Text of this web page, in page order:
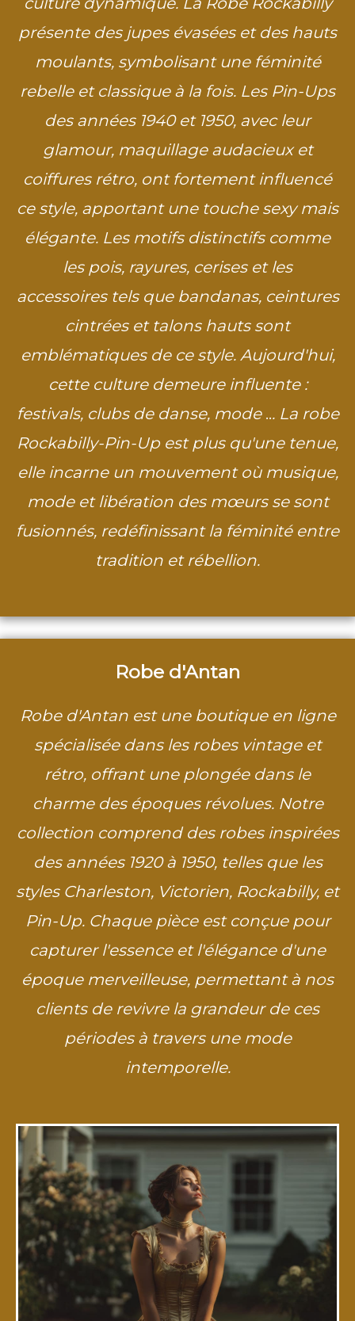
présente des jupes évasées et des hauts
moulants, symbolisant une féminité
rebelle et classique à la fois. Les Pin-Ups
des années 1940 et 1950, avec leur
glamour, maquillage audacieux et
coiffures rétro, ont fortement influencé
ce style, apportant une touche sexy mais
élégante. Les motifs distinctifs comme
les pois, rayures, cerises et les
accessoires tels que bandanas, ceintures
cintrées et talons hauts sont
emblématiques de ce style. Aujourd'hui,
cette culture demeure influente :
festivals, clubs de danse, mode... La robe
Rockabilly-Pin-Up est plus qu'une tenue,
elle incarne un mouvement où musique,
mode et libération des mœurs se sont
fusionnés, redéfinissant la féminité entre
tradition et rébellion.
Robe d'Antan
Robe d'Antan est une boutique en ligne
spécialisée dans les robes vintage et
rétro, offrant une plongée dans le
charme des époques révolues. Notre
collection comprend des robes inspirées
des années 1920 à 1950, telles que les
styles Charleston, Victorien, Rockabilly, et
Pin-Up. Chaque pièce est conçue pour
capturer l'essence et l'élégance d'une
époque merveilleuse, permettant à nos
clients de revivre la grandeur de ces
périodes à travers une mode
intemporelle.